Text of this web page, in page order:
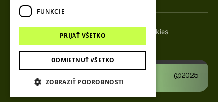
© 2025 VESTO. Všetky práva vyhradené.
Spracovanie osobných údajov Nastavenia cookies
dpMarketingGroup
@2025
FUNKCIE
PRIJAŤ VŠETKO
ODMIETNUŤ VŠETKO
ZOBRAZIŤ PODROBNOSTI